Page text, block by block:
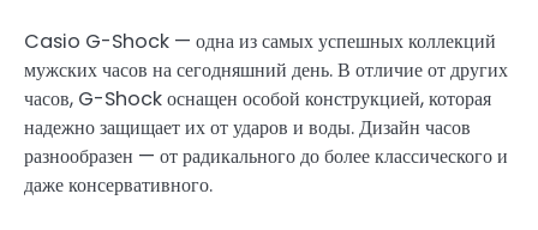
Casio G-Shock — одна из самых успешных коллекций
мужских часов на сегодняшний день. В отличие от других
часов, G-Shock оснащен особой конструкцией, которая
надежно защищает их от ударов и воды. Дизайн часов
разнообразен — от радикального до более классического и
даже консервативного.